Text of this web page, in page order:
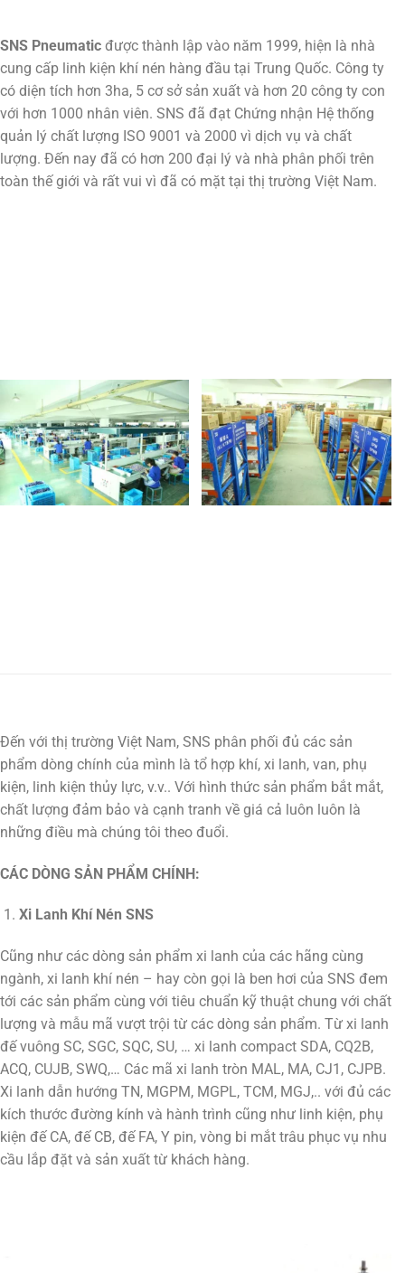
SNS Pneumatic được thành lập vào năm 1999, hiện là nhà
cung cấp linh kiện khí nén hàng đầu tại Trung Quốc. Công ty
có diện tích hơn 3ha, 5 cơ sở sản xuất và hơn 20 công ty con
với hơn 1000 nhân viên. SNS đã đạt Chứng nhận Hệ thống
quản lý chất lượng ISO 9001 và 2000 vì dịch vụ và chất
lượng. Đến nay đã có hơn 200 đại lý và nhà phân phối trên
toàn thế giới và rất vui vì đã có mặt tại thị trường Việt Nam.
Đến với thị trường Việt Nam, SNS phân phối đủ các sản
phẩm dòng chính của mình là tổ hợp khí, xi lanh, van, phụ
kiện, linh kiện thủy lực, v.v.. Với hình thức sản phẩm bắt mắt,
chất lượng đảm bảo và cạnh tranh về giá cả luôn luôn là
những điều mà chúng tôi theo đuổi.
CÁC DÒNG SẢN PHẨM CHÍNH:
Xi Lanh Khí Nén SNS
Cũng như các dòng sản phẩm xi lanh của các hãng cùng
ngành, xi lanh khí nén – hay còn gọi là ben hơi của SNS đem
tới các sản phẩm cùng với tiêu chuẩn kỹ thuật chung với chất
lượng và mẫu mã vượt trội từ các dòng sản phẩm. Từ xi lanh
đế vuông SC, SGC, SQC, SU, … xi lanh compact SDA, CQ2B,
ACQ, CUJB, SWQ,… Các mã xi lanh tròn MAL, MA, CJ1, CJPB.
Xi lanh dẫn hướng TN, MGPM, MGPL, TCM, MGJ,.. với đủ các
kích thước đường kính và hành trình cũng như linh kiện, phụ
kiện đế CA, đế CB, đế FA, Y pin, vòng bi mắt trâu phục vụ nhu
cầu lắp đặt và sản xuất từ khách hàng.